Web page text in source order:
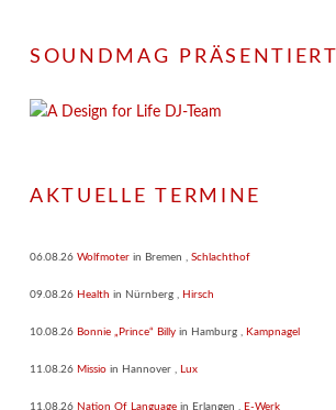
SOUNDMAG PRÄSENTIERT
AKTUELLE TERMINE
06.08.26 Wolfmoter in Bremen Schlachthof
09.08.26 Health in Nürnberg Hirsch
10.08.26 Bonnie „Prince“ Billy in Hamburg Kampnagel
11.08.26 Missio in Hannover Lux
11.08.26 Nation Of Language in Erlangen E-Werk